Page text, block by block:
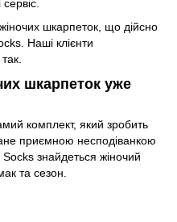
шкарпеток, що дійсно
Наші клієнти
шкарпеток уже
комплект, який зробить
приємною несподіванкою
знайдеться жіночий
та сезон.